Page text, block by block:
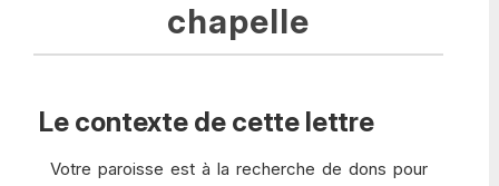
chapelle
Le contexte de cette lettre
Votre paroisse est à la recherche de dons pour